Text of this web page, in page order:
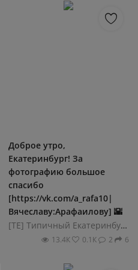
Доброе утро,
Екатеринбург! За
фотографию большое
спасибо
[https://vk.com/a_rafa10|
Вячеславу:Арафаилову] 🌇
[ТЕ] Типичный Екатеринбург
13.4К 0.1К 2 6